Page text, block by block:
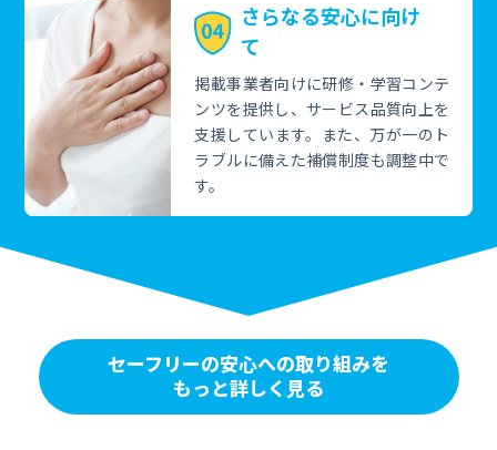
さらなる安心に向け
て
掲載事業者向けに研修・学習コンテ
ンツを提供し、サービス品質向上を
支援しています。また、万が一のト
ラブルに備えた補償制度も調整中で
す。
セーフリーの安心への取り組みを
もっと詳しく見る